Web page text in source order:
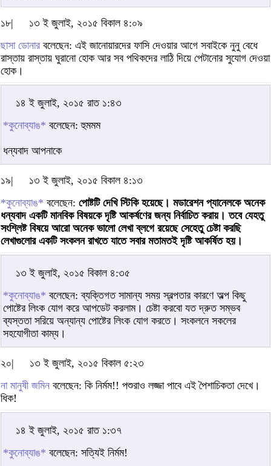
১৮|
১৩ ই জুলাই, ২০১৫ বিকাল ৪:০৯
ছাসা ডোনার বলেছেন: এই জানোয়ারদের ফাসি দেওয়ার আগে সবাইকে নুনু বেধে
রাস্তায় রাস্তায় ঘুরানো হোক আর সব পথিকদের লাঠি দিয়ে পেটানোর সুযোগ দেওয়া
হোক।
১৪ ই জুলাই, ২০১৫ রাত ১:৪৩
*কুনোব্যাঙ* বলেছেন: হুমমম
ধন্যবাদ আপনাকে
১৯|
১৩ ই জুলাই, ২০১৫ বিকাল ৪:১৩
*কুনোব্যাঙ* বলেছেন: পোষ্টটি দেখি স্টিকি হয়েছে। মডারেশন প্যানেলকে অনেক
ধন্যবাদ একটি মানবিক বিষয়কে দৃষ্টি আকর্ষণের জন্য নির্বাচিত করায়। তবে যেহতু
সংশ্লিষ্ট বিষয়ে আরো অনেক ভালো লেখা ব্লগে রয়েছে সেহেতু চেষ্টা করছি
লেখাগুলোর একটি সংকলন রাখতে যাতে সবার মতামতই দৃষ্টি আকর্ষিত হয়।
১৩ ই জুলাই, ২০১৫ বিকাল ৪:৩৫
*কুনোব্যাঙ* বলেছেন: ব্যক্তিগত সামান্য সময় স্বল্পতার কারণে অল্প কিছু
পোষ্টের লিংক যোগ করে আপডেট করলাম। চেষ্টা করবো যত দ্রুত সম্ভব
ব্যস্ততা সরিয়ে অন্যান্য পোষ্টের লিংক যোগ করতে। সংকলনে সকলের
সহযোগীতা কাম্য।
২০|
১৩ ই জুলাই, ২০১৫ বিকাল ৫:২৩
না মানুষী জমিন বলেছেন: কি নির্মম!! পশুরাও লজ্জা পাবে এই পৈশাচিকতা দেখে।
ধিক!
১৪ ই জুলাই, ২০১৫ রাত ১:৩৭
*কুনোব্যাঙ* বলেছেন: সত্যিই নির্মম!